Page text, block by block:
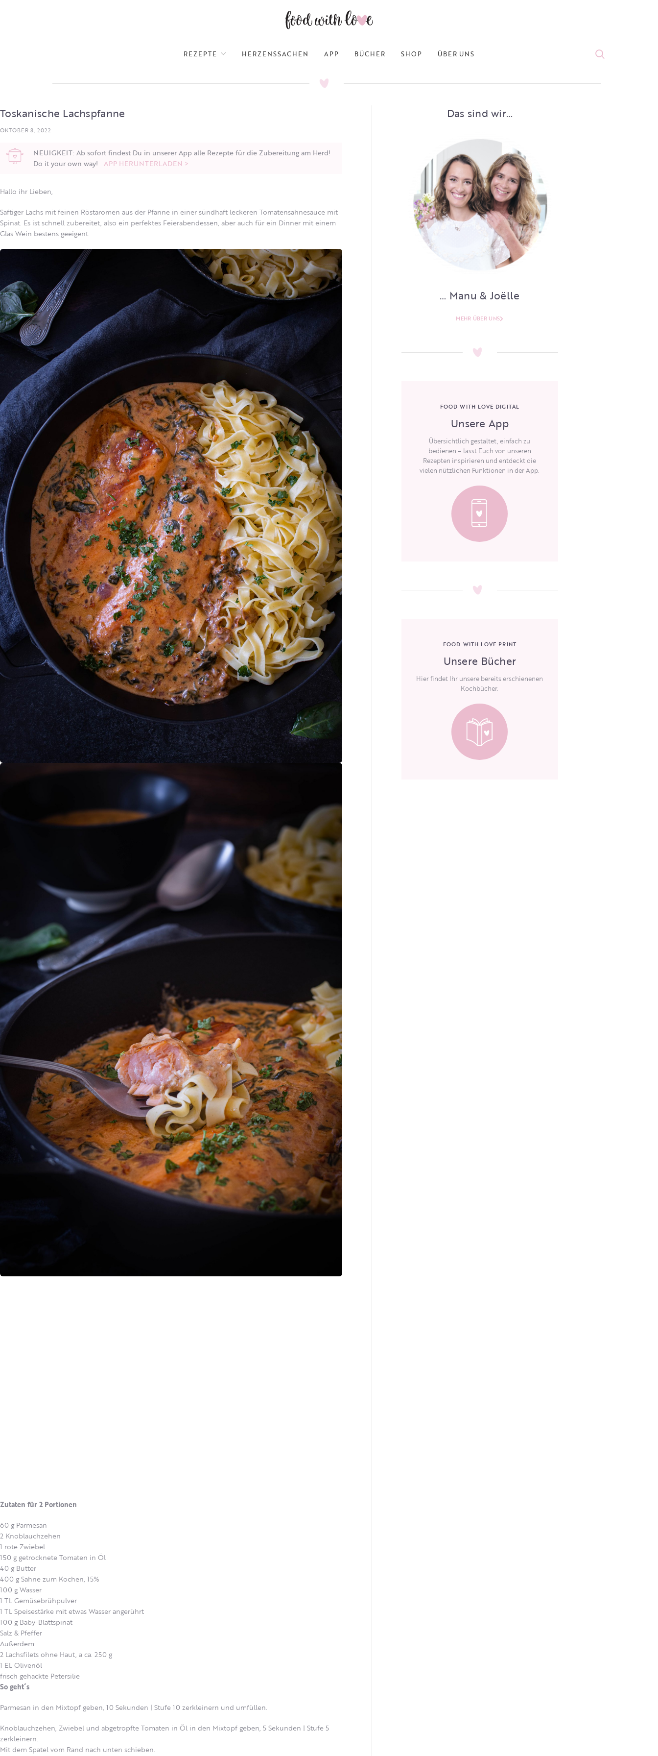
REZEPTE HERZENSSACHEN APP BÜCHER SHOP ÜBER UNS
Toskanische Lachspfanne
OKTOBER 8, 2022
NEUIGKEIT: Ab sofort findest Du in unserer App alle Rezepte für die Zubereitung am Herd!
Do it your own way! APP HERUNTERLADEN >
Hallo ihr Lieben,
Saftiger Lachs mit feinen Röstaromen aus der Pfanne in einer sündhaft leckeren Tomatensahnesauce mit
Spinat. Es ist schnell zubereitet, also ein perfektes Feierabendessen, aber auch für ein Dinner mit einem
Glas Wein bestens geeigent.
Zutaten für 2 Portionen
60 g Parmesan
2 Knoblauchzehen
1 rote Zwiebel
150 g getrocknete Tomaten in Öl
40 g Butter
400 g Sahne zum Kochen, 15%
100 g Wasser
1 TL Gemüsebrühpulver
1 TL Speisestärke mit etwas Wasser angerührt
100 g Baby-Blattspinat
Salz & Pfeffer
Außerdem:
2 Lachsfilets ohne Haut, a ca. 250 g
1 EL Olivenöl
frisch gehackte Petersilie
So geht´s
Parmesan in den Mixtopf geben, 10 Sekunden | Stufe 10 zerkleinern und umfüllen.
Knoblauchzehen, Zwiebel und abgetropfte Tomaten in Öl in den Mixtopf geben, 5 Sekunden | Stufe 5
zerkleinern.
Mit dem Spatel vom Rand nach unten schieben.
Das sind wir…
… Manu & Joëlle
MEHR ÜBER UNS
FOOD WITH LOVE DIGITAL
Unsere App
Übersichtlich gestaltet, einfach zu
bedienen – lasst Euch von unseren
Rezepten inspirieren und entdeckt die
vielen nützlichen Funktionen in der App.
FOOD WITH LOVE PRINT
Unsere Bücher
Hier findet Ihr unsere bereits erschienenen
Kochbücher.